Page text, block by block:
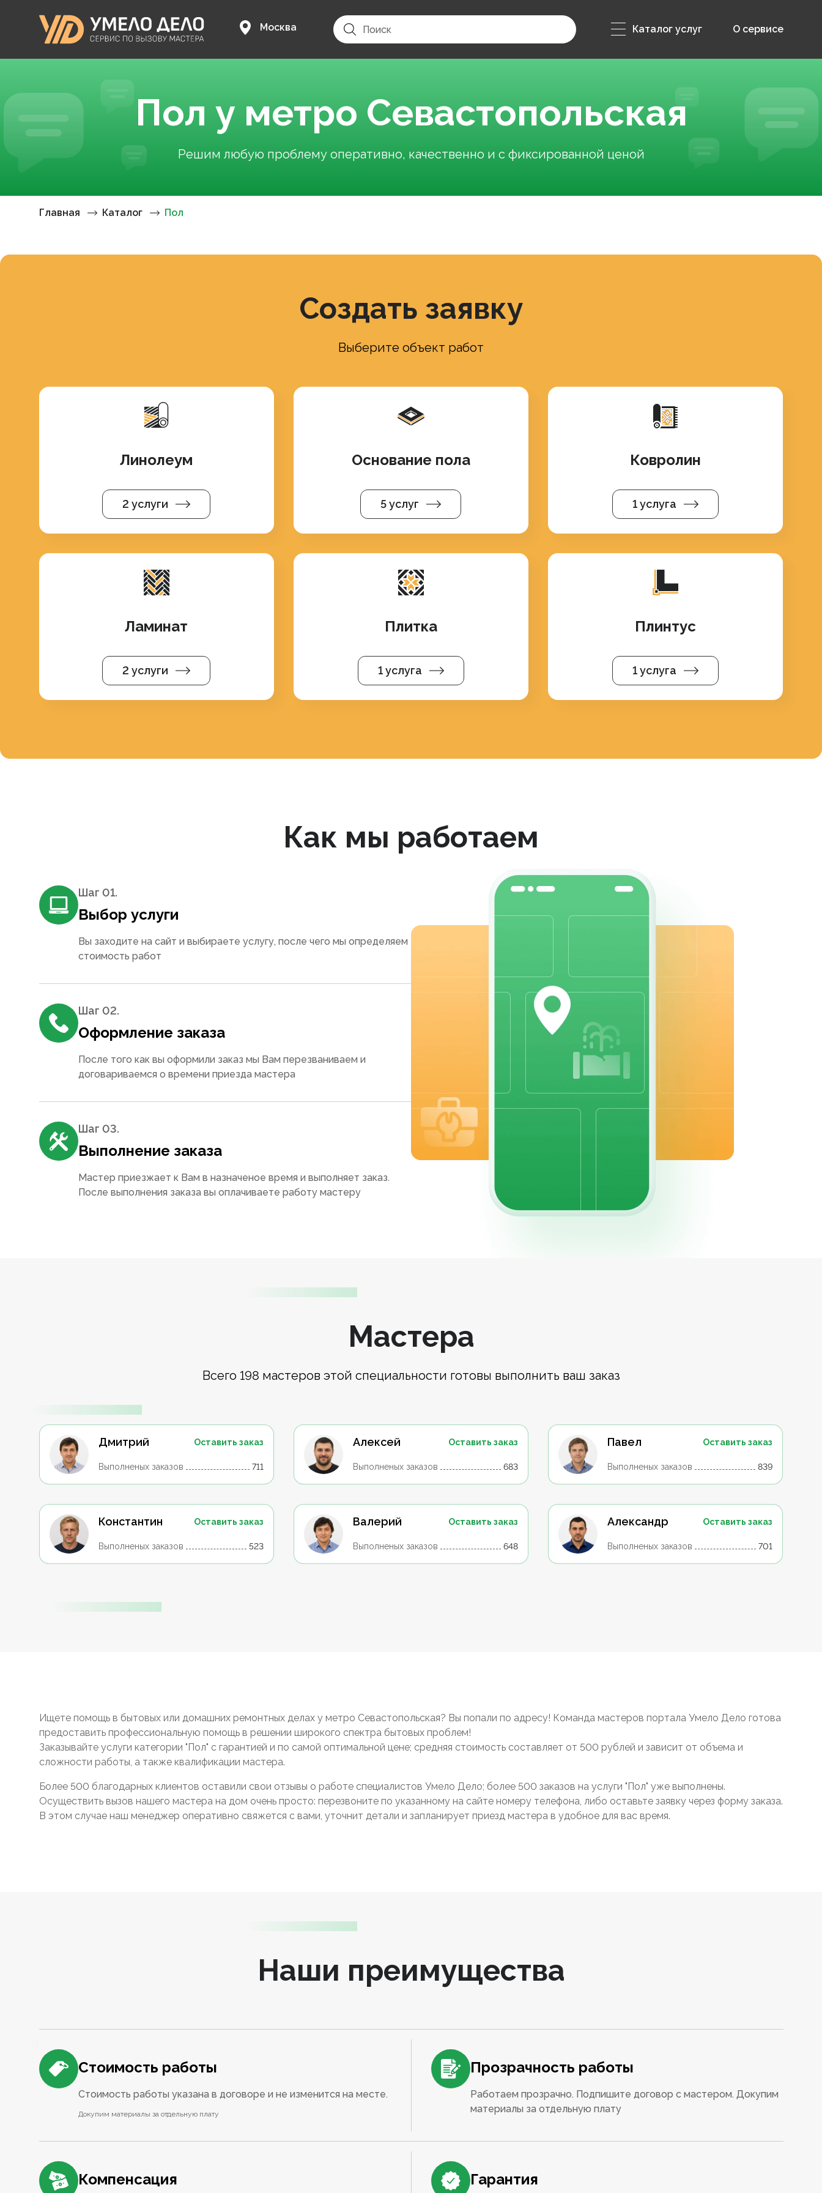
Москва Каталог услуг О сервисе
Пол у метро Севастопольская
Решим любую проблему оперативно, качественно и с фиксированной ценой
Главная Каталог Пол
Создать заявку
Выберите объект работ
Линолеум
2 услуги
Основание пола
5 услуг
Ковролин
1 услуга
Ламинат
2 услуги
Плитка
1 услуга
Плинтус
1 услуга
Как мы работаем
Шаг 01.
Выбор услуги
Вы заходите на сайт и выбираете услугу, после чего мы определяем
стоимость работ
Шаг 02.
Оформление заказа
После того как вы оформили заказ мы Вам перезваниваем и
договариваемся о времени приезда мастера
Шаг 03.
Выполнение заказа
Мастер приезжает к Вам в назначеное время и выполняет заказ.
После выполнения заказа вы оплачиваете работу мастеру
Мастера
Всего 198 мастеров этой специальности готовы выполнить ваш заказ
Дмитрий Оставить заказ
Выполненых заказов 711
Алексей Оставить заказ
Выполненых заказов 683
Павел Оставить заказ
Выполненых заказов 839
Константин Оставить заказ
Выполненых заказов 523
Валерий Оставить заказ
Выполненых заказов 648
Александр Оставить заказ
Выполненых заказов 701
Ищете помощь в бытовых или домашних ремонтных делах у метро Севастопольская? Вы попали по адресу! Команда мастеров портала Умело Дело готова
предоставить профессиональную помощь в решении широкого спектра бытовых проблем!
Заказывайте услуги категории "Пол" с гарантией и по самой оптимальной цене; средняя стоимость составляет от 500 рублей и зависит от объема и
сложности работы, а также квалификации мастера.
Более 500 благодарных клиентов оставили свои отзывы о работе специалистов Умело Дело; более 500 заказов на услуги "Пол" уже выполнены.
Осуществить вызов нашего мастера на дом очень просто: перезвоните по указанному на сайте номеру телефона, либо оставьте заявку через форму заказа.
В этом случае наш менеджер оперативно свяжется с вами, уточнит детали и запланирует приезд мастера в удобное для вас время.
Наши преимущества
Стоимость работы
Стоимость работы указана в договоре и не изменится на месте.
Докупим материалы за отдельную плату
Прозрачность работы
Работаем прозрачно. Подпишите договор с мастером. Докупим
материалы за отдельную плату
Компенсация Гарантия